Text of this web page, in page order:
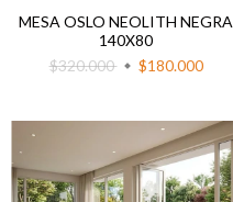
MESA OSLO NEOLITH NEGRA
140X80
$320.000
$180.000